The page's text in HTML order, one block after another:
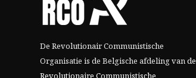
De Revolutionair Communistische
Organisatie is de Belgische afdeling vande
Revolutionaire Communistische